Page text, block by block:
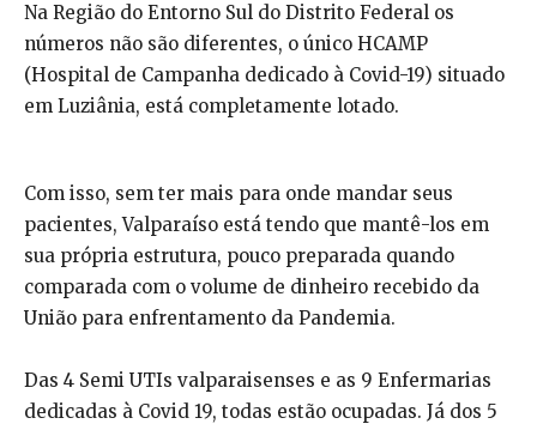
Na Região do Entorno Sul do Distrito Federal os
números não são diferentes, o único HCAMP
(Hospital de Campanha dedicado à Covid-19) situado
em Luziânia, está completamente lotado.
Com isso, sem ter mais para onde mandar seus
pacientes, Valparaíso está tendo que mantê-los em
sua própria estrutura, pouco preparada quando
comparada com o volume de dinheiro recebido da
União para enfrentamento da Pandemia.
Das 4 Semi UTIs valparaisenses e as 9 Enfermarias
dedicadas à Covid 19, todas estão ocupadas. Já dos 5